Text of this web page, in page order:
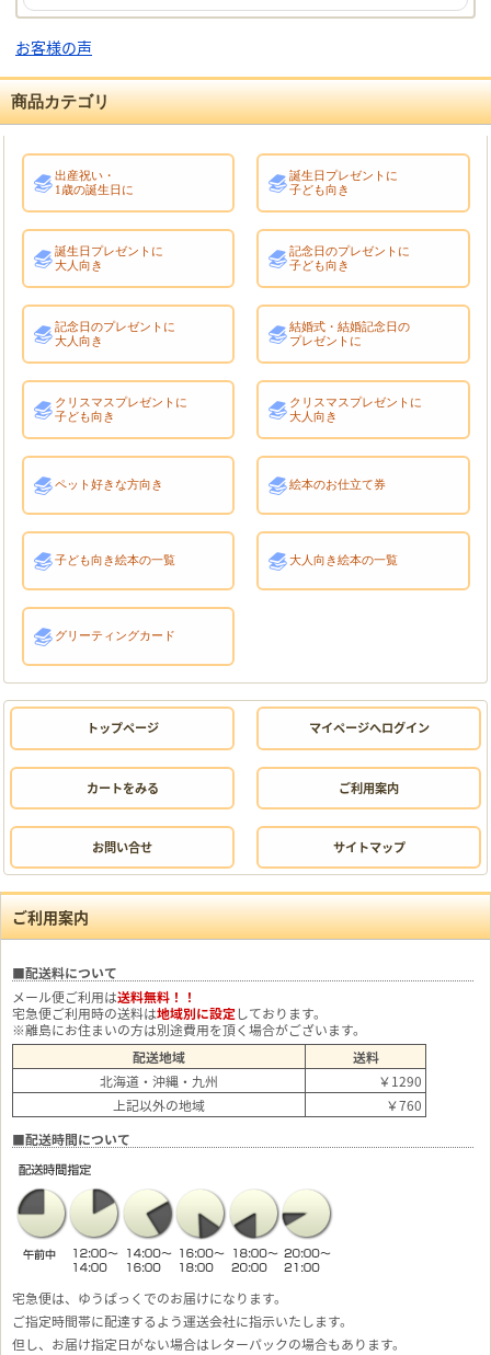
お客様の声
商品カテゴリ
出産祝い・
1歳の誕生日に
誕生日プレゼントに
子ども向き
誕生日プレゼントに
大人向き
記念日のプレゼントに
子ども向き
記念日のプレゼントに
大人向き
結婚式・結婚記念日の
プレゼントに
クリスマスプレゼントに
子ども向き
クリスマスプレゼントに
大人向き
ペット好きな方向き 絵本のお仕立て券
子ども向き絵本の一覧 大人向き絵本の一覧
グリーティングカード
トップページ マイページへログイン
カートをみる ご利用案内
お問い合せ サイトマップ
ご利用案内
■配送料について
メール便ご利用は送料無料！！
宅急便ご利用時の送料は地域別に設定しております。
※離島にお住まいの方は別途費用を頂く場合がございます。
配送地域
送料
北海道・沖縄・九州
￥1290
上記以外の地域
￥760
■配送時間について
宅急便は、ゆうぱっくでのお届けになります。
ご指定時間帯に配達するよう運送会社に指示いたします。
但し、お届け指定日がない場合はレターパックの場合もあります。